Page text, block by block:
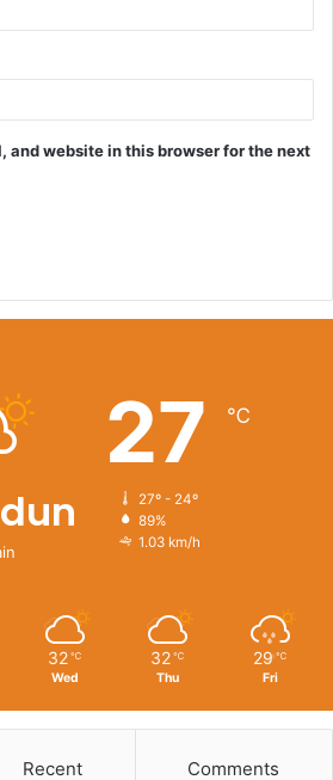
and website in this browser for the next
27 ℃
27º - 24º
89%
1.03 km/h
32 ℃
Wed
32 ℃
Thu
29 ℃
Fri
Recent Comments